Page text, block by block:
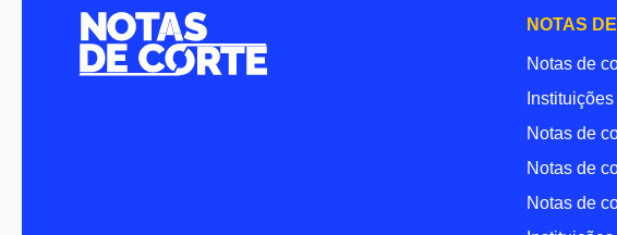
NOTAS
Notas de
Notas de
Notas de
Notas de